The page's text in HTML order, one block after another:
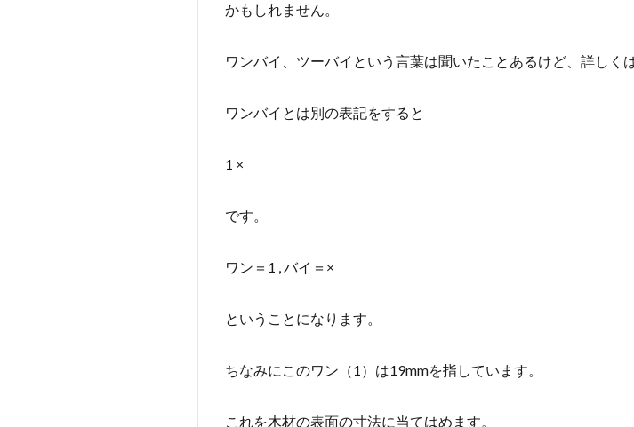
かもしれません。
ワンバイ、ツーバイという言葉は聞いたことあるけど、詳しく
ワンバイとは別の表記をすると
1 ×
です。
ワン＝1 , バイ＝×
ということになります。
ちなみにこのワン（1）は19mmを指しています。
これを木材の表面の寸法に当てはめます。